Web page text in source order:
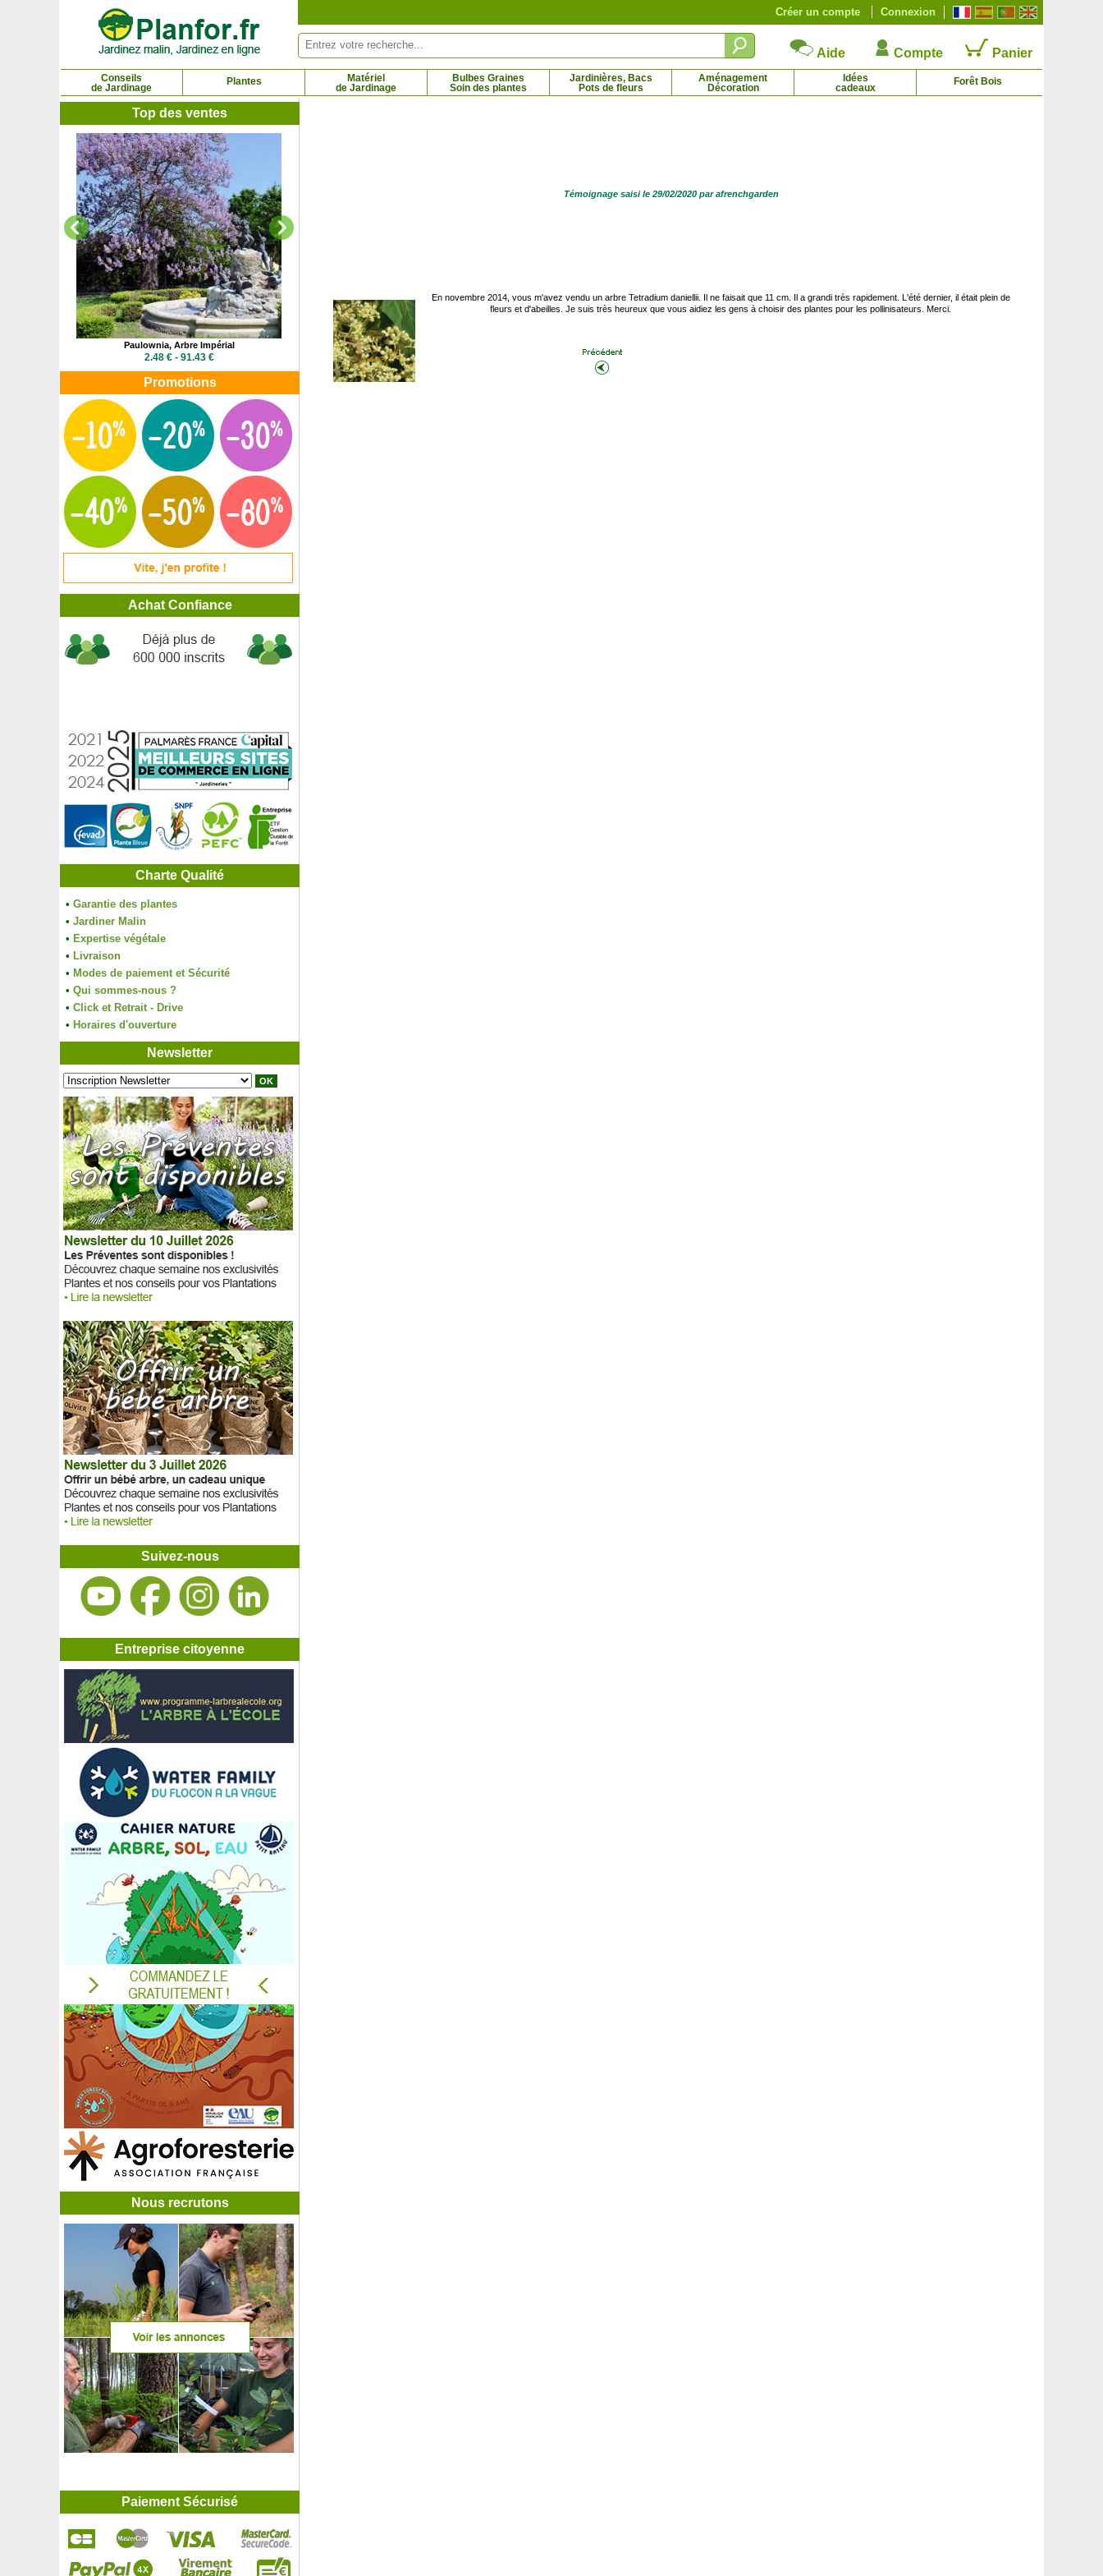
Connexion
Créer un compte
Aide Compte Panier
Conseils
de Jardinage
Plantes
Matériel
de Jardinage
Bulbes Graines
Soin des plantes
Jardinières, Bacs
Pots de fleurs
Aménagement
Décoration
Idées
cadeaux
Forêt Bois
Top des ventes
Paulownia, Arbre Impérial
2.48 € - 91.43 €
Promotions
Achat Confiance
Charte Qualité
• Garantie des plantes
• Jardiner Malin
• Expertise végétale
• Livraison
• Modes de paiement et Sécurité
• Qui sommes-nous ?
• Click et Retrait - Drive
• Horaires d'ouverture
Newsletter
Suivez-nous
Entreprise citoyenne
Nous recrutons
Témoignage saisi le 29/02/2020 par afrenchgarden
En novembre 2014, vous m'avez vendu un arbre Tetradium daniellii. Il ne faisait que 11 cm. Il a grandi très rapidement. L'été dernier, il était plein de
fleurs et d'abeilles. Je suis très heureux que vous aidiez les gens à choisir des plantes pour les pollinisateurs. Merci.
Paiement Sécurisé
Panneau de gestion des cookies